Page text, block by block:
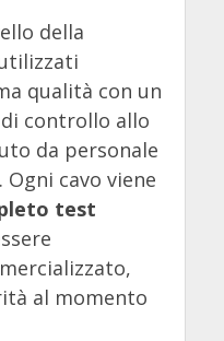
della
qualità con un
controllo allo
da personale
cavo viene
test
al momento